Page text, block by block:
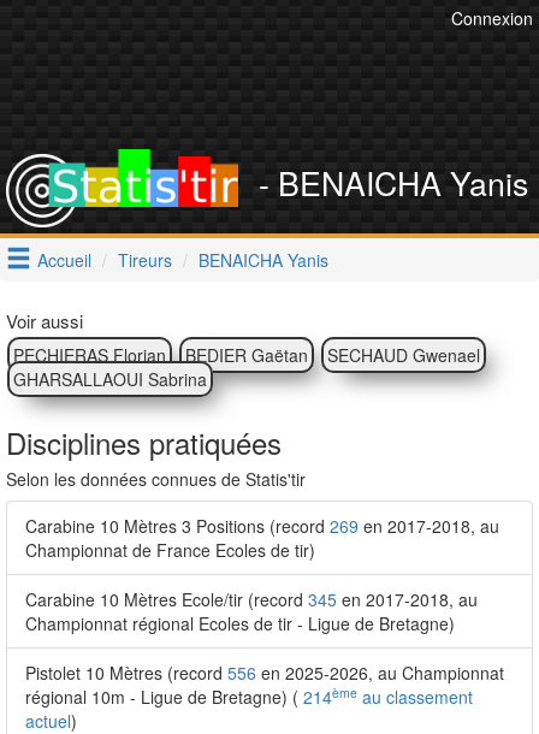
Connexion
- BENAICHA Yanis
Accueil Tireurs BENAICHA Yanis
Voir aussi
PECHIERAS Florian BEDIER Gaëtan
SECHAUD Gwenael
GHARSALLAOUI Sabrina
Disciplines pratiquées
Selon les données connues de Statis'tir
Carabine 10 Mètres 3 Positions (record 269 en 2017-2018, au
Championnat de France Ecoles de tir)
Carabine 10 Mètres Ecole/tir (record 345 en 2017-2018, au
Championnat régional Ecoles de tir - Ligue de Bretagne)
Pistolet 10 Mètres (record 556 en 2025-2026, au Championnat
régional 10m - Ligue de Bretagne) ( 214ème au classement
actuel)